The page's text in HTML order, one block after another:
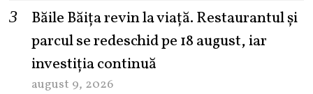
Băile Băița revin la viață. Restaurantul și
parcul se redeschid pe 18 august, iar
investiția continuă
august 9, 2026